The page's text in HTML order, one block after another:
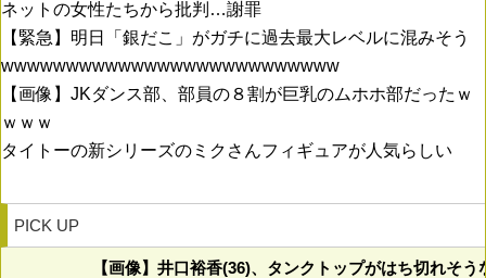
ネットの女性たちから批判…謝罪
【緊急】明日「銀だこ」がガチに過去最大レベルに混みそう
wwwwwwwwwwwwwwwwwwwwwwwwww
【画像】JKダンス部、部員の８割が巨乳のムホホ部だったｗ
ｗｗｗ
タイトーの新シリーズのミクさんフィギュアが人気らしい
PICK UP
【画像】井口裕香(36)、タンクトップがはち切れそ